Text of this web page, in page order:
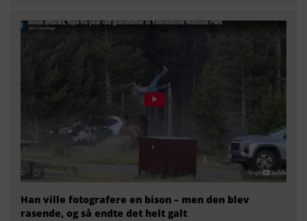
Han ville fotografere en bison – men den blev
rasende, og så endte det helt galt